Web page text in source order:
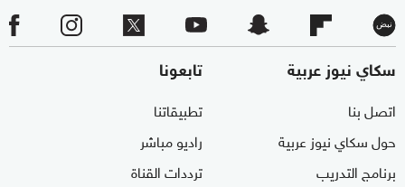
سكاي نيوز عربية
اتصل بنا
حول سكاي نيوز عربية
برنامج التدريب
تابعونا
تطبيقاتنا
راديو مباشر
ترددات القناة